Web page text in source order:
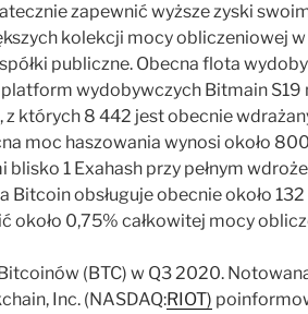
zapewnić wyższe zyski
kolekcji mocy obliczeniowej w
publiczne. Obecna flota
wydobywczych Bitmain S19
których 8 442 jest obecnie
moc haszowania wynosi około
1 Exahash przy pełnym
Bitcoin obsługuje obecnie około 132
około 0,75% całkowitej mocy
(BTC) w Q3 2020.
Inc. (NASDAQ:RIOT)